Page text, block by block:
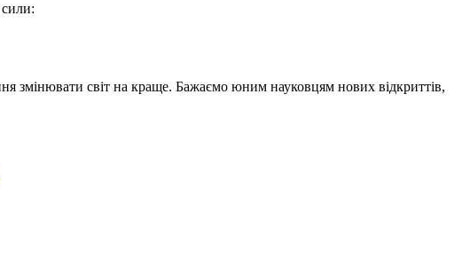
змінювати світ на краще. Бажаємо юним науковцям нових відкриттів,